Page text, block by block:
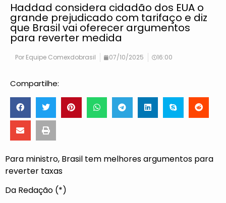
Haddad considera cidadão dos EUA o
grande prejudicado com tarifaço e diz
que Brasil vai oferecer argumentos
para reverter medida
Por Equipe Comexdobrasil 07/10/2025 16:00
Compartilhe:
Para ministro, Brasil tem melhores argumentos para
reverter taxas
Da Redação (*)